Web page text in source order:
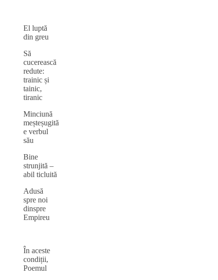
El luptă
din greu
Să
cucerească
redute:
trainic și
tainic,
tiranic
Minciună
meșteșugită
e verbul
său
Bine
strunjită –
abil ticluită
Adusă
spre noi
dinspre
Empireu
În aceste
condiții,
Poemul